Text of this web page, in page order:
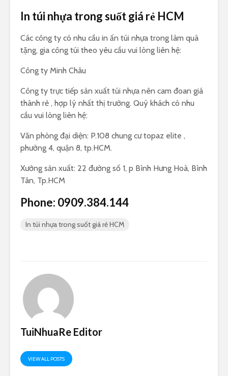
In túi nhựa trong suốt giá rẻ HCM
Các công ty có nhu cầu in ấn túi nhựa trong làm quà
tặng, gia công túi theo yêu cầu vui lòng liên hệ:
Công ty Minh Châu
Công ty trực tiếp sản xuất túi nhựa nên cam đoan giá
thành rẻ , hợp lý nhất thị trường. Quý khách có nhu
cầu vui lòng liên hệ:
Văn phòng đại diện: P.108 chung cư topaz elite ,
phường 4, quận 8, tp.HCM.
Xưởng sản xuất: 22 đường số 1, p Bình Hưng Hoà, Bình
Tân, Tp.HCM
Phone: 0909.384.144
In túi nhựa trong suốt giá rẻ HCM
TuiNhuaRe Editor
VIEW ALL POSTS